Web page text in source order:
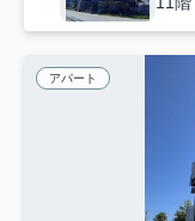
アパート